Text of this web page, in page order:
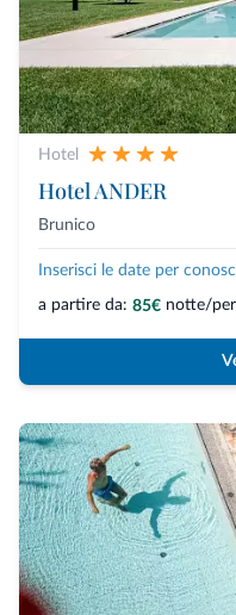
Hotel
Hotel ANDER
Brunico
Inserisci le date per
a partire da: 85€ notte/